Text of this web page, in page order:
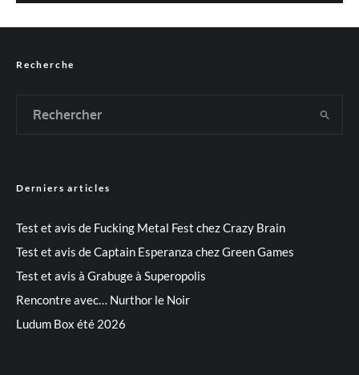
Recherche
Derniers articles
Test et avis de Fucking Metal Fest chez Crazy Brain
Test et avis de Captain Esperanza chez Green Games
Test et avis à Grabuge à Superopolis
Rencontre avec… Nurthor le Noir
Ludum Box été 2026